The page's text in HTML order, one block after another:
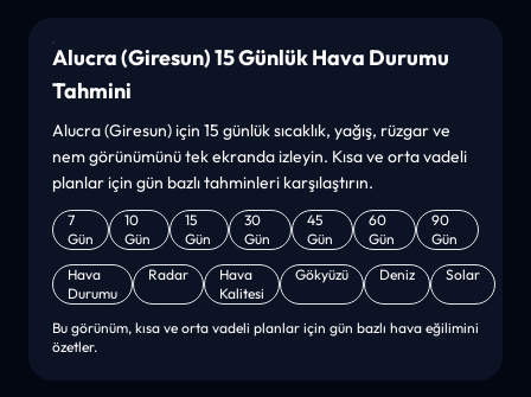
Alucra (Giresun) 15 Günlük Hava Durumu
Tahmini
Alucra (Giresun) için 15 günlük sıcaklık, yağış, rüzgar ve
nem görünümünü tek ekranda izleyin. Kısa ve orta vadeli
planlar için gün bazlı tahminleri karşılaştırın.
7
Gün
10
Gün
15
Gün
30
Gün
45
Gün
60
Gün
90
Gün
Hava
Durumu
Radar
Hava
Kalitesi
Gökyüzü Deniz Solar
Bu görünüm, kısa ve orta vadeli planlar için gün bazlı hava eğilimini
özetler.